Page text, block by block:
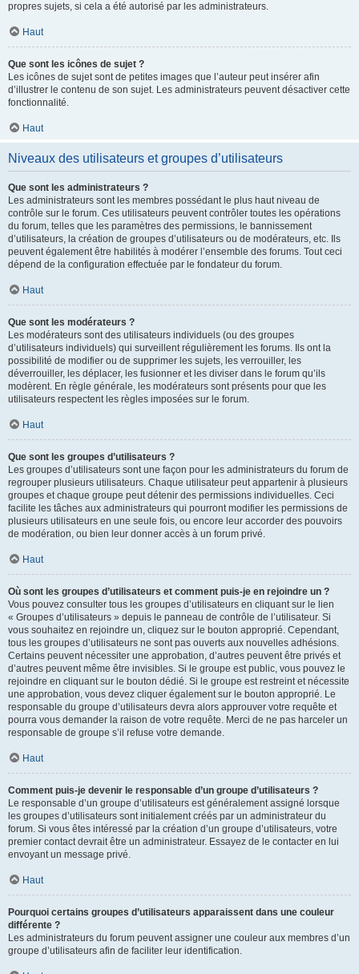
propres sujets, si cela a été autorisé par les administrateurs.
Haut
Que sont les icônes de sujet ?
Les icônes de sujet sont de petites images que l’auteur peut insérer afin
d’illustrer le contenu de son sujet. Les administrateurs peuvent désactiver cette
fonctionnalité.
Haut
Niveaux des utilisateurs et groupes d’utilisateurs
Que sont les administrateurs ?
Les administrateurs sont les membres possédant le plus haut niveau de
contrôle sur le forum. Ces utilisateurs peuvent contrôler toutes les opérations
du forum, telles que les paramètres des permissions, le bannissement
d’utilisateurs, la création de groupes d’utilisateurs ou de modérateurs, etc. Ils
peuvent également être habilités à modérer l’ensemble des forums. Tout ceci
dépend de la configuration effectuée par le fondateur du forum.
Haut
Que sont les modérateurs ?
Les modérateurs sont des utilisateurs individuels (ou des groupes
d’utilisateurs individuels) qui surveillent régulièrement les forums. Ils ont la
possibilité de modifier ou de supprimer les sujets, les verrouiller, les
déverrouiller, les déplacer, les fusionner et les diviser dans le forum qu’ils
modèrent. En règle générale, les modérateurs sont présents pour que les
utilisateurs respectent les règles imposées sur le forum.
Haut
Que sont les groupes d’utilisateurs ?
Les groupes d’utilisateurs sont une façon pour les administrateurs du forum de
regrouper plusieurs utilisateurs. Chaque utilisateur peut appartenir à plusieurs
groupes et chaque groupe peut détenir des permissions individuelles. Ceci
facilite les tâches aux administrateurs qui pourront modifier les permissions de
plusieurs utilisateurs en une seule fois, ou encore leur accorder des pouvoirs
de modération, ou bien leur donner accès à un forum privé.
Haut
Où sont les groupes d’utilisateurs et comment puis-je en rejoindre un ?
Vous pouvez consulter tous les groupes d’utilisateurs en cliquant sur le lien
« Groupes d’utilisateurs » depuis le panneau de contrôle de l’utilisateur. Si
vous souhaitez en rejoindre un, cliquez sur le bouton approprié. Cependant,
tous les groupes d’utilisateurs ne sont pas ouverts aux nouvelles adhésions.
Certains peuvent nécessiter une approbation, d’autres peuvent être privés et
d’autres peuvent même être invisibles. Si le groupe est public, vous pouvez le
rejoindre en cliquant sur le bouton dédié. Si le groupe est restreint et nécessite
une approbation, vous devez cliquer également sur le bouton approprié. Le
responsable du groupe d’utilisateurs devra alors approuver votre requête et
pourra vous demander la raison de votre requête. Merci de ne pas harceler un
responsable de groupe s’il refuse votre demande.
Haut
Comment puis-je devenir le responsable d’un groupe d’utilisateurs ?
Le responsable d’un groupe d’utilisateurs est généralement assigné lorsque
les groupes d’utilisateurs sont initialement créés par un administrateur du
forum. Si vous êtes intéressé par la création d’un groupe d’utilisateurs, votre
premier contact devrait être un administrateur. Essayez de le contacter en lui
envoyant un message privé.
Haut
Pourquoi certains groupes d’utilisateurs apparaissent dans une couleur
différente ?
Les administrateurs du forum peuvent assigner une couleur aux membres d’un
groupe d’utilisateurs afin de faciliter leur identification.